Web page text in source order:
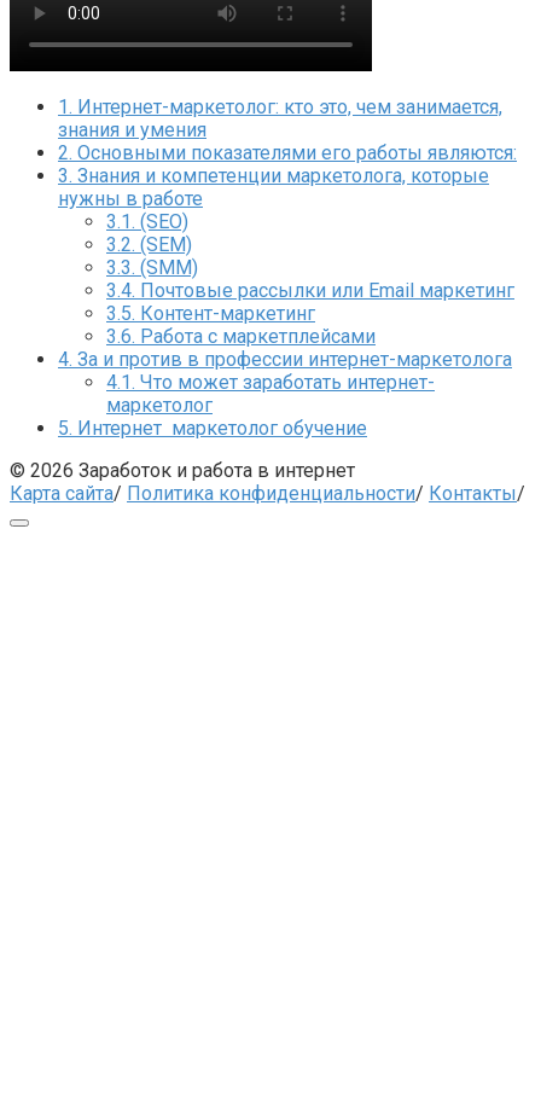
1. Интернет-маркетолог: кто это, чем занимается,
знания и умения
2. Основными показателями его работы являются:
3. Знания и компетенции маркетолога, которые
нужны в работе
3.1. (SEO)
3.2. (SEM)
3.3. (SMM)
3.4. Почтовые рассылки или Email маркетинг
3.5. Контент-маркетинг
3.6. Работа с маркетплейсами
4. За и против в профессии интернет-маркетолога
4.1. Что может заработать интернет-
маркетолог
5. Интернет маркетолог обучение
© 2026 Заработок и работа в интернет
Карта сайта/ Политика конфиденциальности/ Контакты/